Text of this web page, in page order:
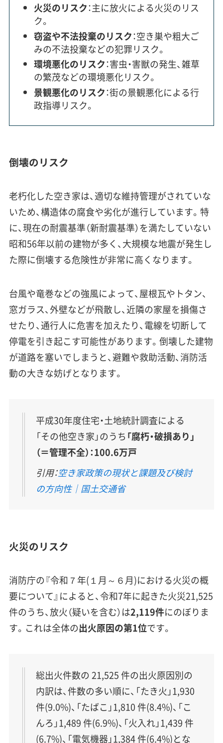
火災のリスク：主に放火による火災のリス
ク。
窃盗や不法投棄のリスク：空き巣や粗大ご
みの不法投棄などの犯罪リスク。
環境悪化のリスク：害虫・害獣の発生、雑草
の繁茂などの環境悪化リスク。
景観悪化のリスク：街の景観悪化による行
政指導リスク。
倒壊のリスク
老朽化した空き家は、適切な維持管理がされていな
いため、構造体の腐食や劣化が進行しています。特
に、現在の耐震基準（新耐震基準）を満たしていない
昭和56年以前の建物が多く、大規模な地震が発生し
た際に倒壊する危険性が非常に高くなります。
台風や竜巻などの強風によって、屋根瓦やトタン、
窓ガラス、外壁などが飛散し、近隣の家屋を損傷さ
せたり、通行人に危害を加えたり、電線を切断して
停電を引き起こす可能性があります。倒壊した建物
が道路を塞いでしまうと、避難や救助活動、消防活
動の大きな妨げとなります。
平成30年度住宅・土地統計調査による
「その他空き家」のうち 「腐朽・破損あり」
（＝管理不全）：100.6万戸
引用：空き家政策の現状と課題及び検討
の方向性｜国土交通省
火災のリスク
消防庁の『令和７年(１月～６月)における火災の概
要について』によると、令和7年に起きた火災21,525
件のうち、放火（疑いを含む）は2,119件にのぼりま
す。これは全体の出火原因の第1位です。
総出火件数の 21,525 件の出火原因別の
内訳は、件数の多い順に、「たき火」1,930
件(9.0%)、「たばこ」1,810 件(8.4%)、「こ
んろ」1,489 件(6.9%)、「火入れ」1,439 件
(6.7%)、「電気機器」1,384 件(6.4%)とな